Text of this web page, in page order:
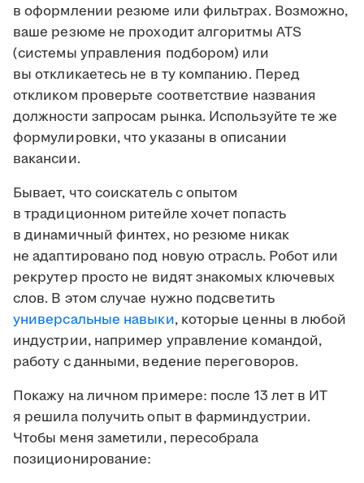
в оформлении резюме или фильтрах. Возможно,
ваше резюме не проходит алгоритмы ATS
(системы управления подбором) или
вы откликаетесь не в ту компанию. Перед
откликом проверьте соответствие названия
должности запросам рынка. Используйте те же
формулировки, что указаны в описании
вакансии.
Бывает, что соискатель с опытом
в традиционном ритейле хочет попасть
в динамичный финтех, но резюме никак
не адаптировано под новую отрасль. Робот или
рекрутер просто не видят знакомых ключевых
слов. В этом случае нужно подсветить
универсальные навыки, которые ценны в любой
индустрии, например управление командой,
работу с данными, ведение переговоров.
Покажу на личном примере: после 13 лет в ИТ
я решила получить опыт в фарминдустрии.
Чтобы меня заметили, пересобрала
позиционирование: